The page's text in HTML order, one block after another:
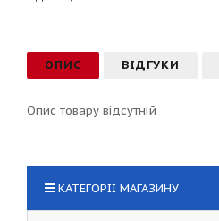
ОПИС ВІДГУКИ
Опис товару відсутній
КАТЕГОРІЇ МАГАЗИНУ